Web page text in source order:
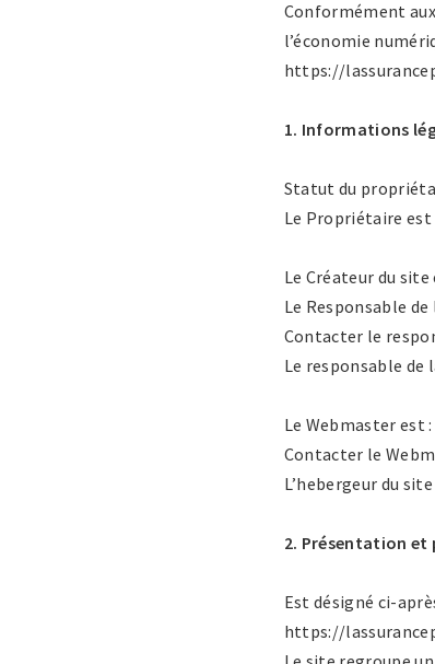
Conformément
l’économie
https://
1. Informations
Statut du
Le Propriétaire est
Le Créateur du site
Le Responsable
Contacter le
Le responsable
Le Webmaster est :
Contacter le
L’hebergeur du
2. Présentation et
Est désigné ci-
https://